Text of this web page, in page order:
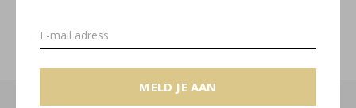
MELD JE AAN